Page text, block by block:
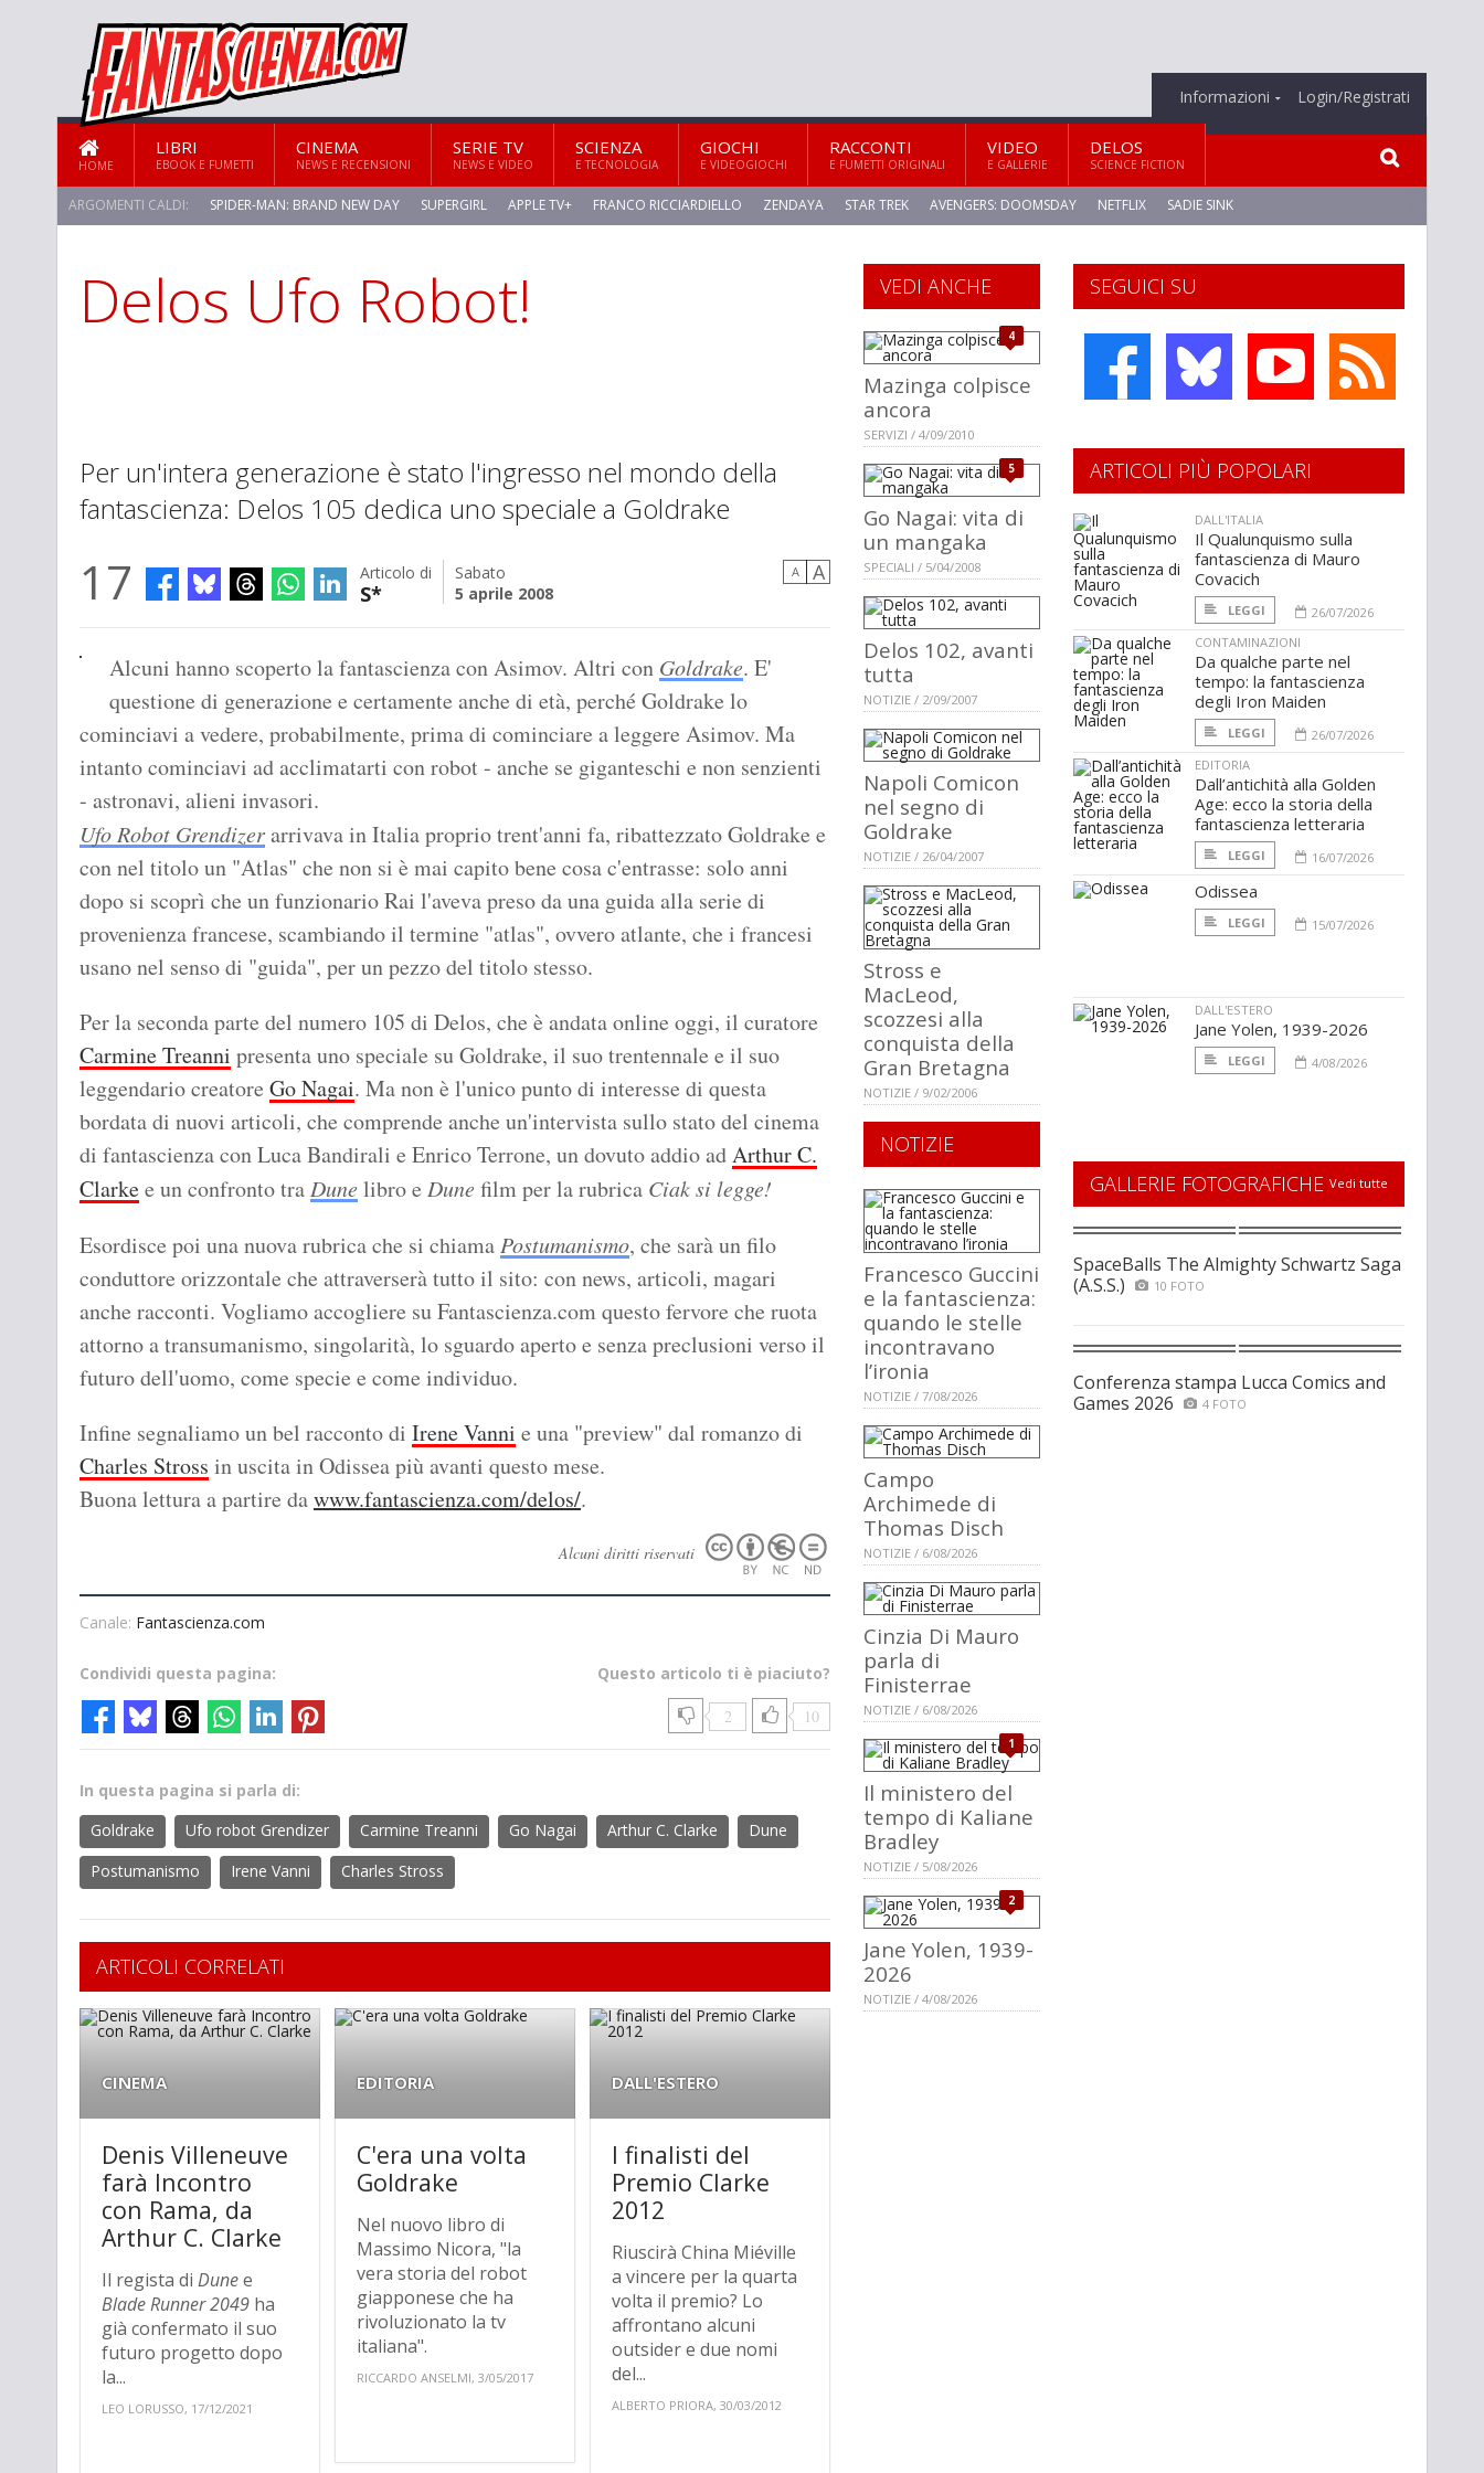
Informazioni Login/Registrati
HOME
LIBRI
EBOOK E FUMETTI
CINEMA
NEWS E RECENSIONI
SERIE TV
NEWS E VIDEO
SCIENZA
E TECNOLOGIA
GIOCHI
E VIDEOGIOCHI
RACCONTI
E FUMETTI ORIGINALI
VIDEO
E GALLERIE
DELOS
SCIENCE FICTION
ARGOMENTI CALDI: SPIDER-MAN: BRAND NEW DAY SUPERGIRL APPLE TV+ FRANCO RICCIARDIELLO ZENDAYA STAR TREK AVENGERS: DOOMSDAY NETFLIX SADIE SINK
STAR TREK: STRANGE NEW WORLDS
Delos Ufo Robot!
Per un'intera generazione è stato l'ingresso nel mondo della
fantascienza: Delos 105 dedica uno speciale a Goldrake
17 Articolo di
S*
Sabato
5 aprile 2008
A A
Alcuni hanno scoperto la fantascienza con Asimov. Altri con Goldrake. E'
questione di generazione e certamente anche di età, perché Goldrake lo
cominciavi a vedere, probabilmente, prima di cominciare a leggere Asimov. Ma
intanto cominciavi ad acclimatarti con robot - anche se giganteschi e non senzienti
- astronavi, alieni invasori.
Ufo Robot Grendizerarrivava in Italia proprio trent'anni fa, ribattezzato Goldrake e
con nel titolo un "Atlas" che non si è mai capito bene cosa c'entrasse: solo anni
dopo si scoprì che un funzionario Rai l'aveva preso da una guida alla serie di
provenienza francese, scambiando il termine "atlas", ovvero atlante, che i francesi
usano nel senso di "guida", per un pezzo del titolo stesso.
Per la seconda parte del numero 105 di Delos, che è andata online oggi, il curatore
Carmine Treanni presenta uno speciale su Goldrake, il suo trentennale e il suo
leggendario creatore Go Nagai. Ma non è l'unico punto di interesse di questa
bordata di nuovi articoli, che comprende anche un'intervista sullo stato del cinema
di fantascienza con Luca Bandirali e Enrico Terrone, un dovuto addio adArthur C.
Clarkee un confronto traDune libro e Dune film per la rubrica Ciak si legge!
Esordisce poi una nuova rubrica che si chiamaPostumanismo, che sarà un filo
conduttore orizzontale che attraverserà tutto il sito: con news, articoli, magari
anche racconti. Vogliamo accogliere su Fantascienza.com questo fervore che ruota
attorno a transumanismo, singolarità, lo sguardo aperto e senza preclusioni verso il
futuro dell'uomo, come specie e come individuo.
Infine segnaliamo un bel racconto di Irene Vanni e una "preview" dal romanzo di
Charles Stross in uscita in Odissea più avanti questo mese.
Buona lettura a partire dawww.fantascienza.com/delos/.
Alcuni diritti riservati
Canale: Fantascienza.com
Questo articolo ti è piaciuto?
2 10
Condividi questa pagina:
In questa pagina si parla di:
Goldrake
Ufo robot Grendizer Carmine Treanni Go Nagai Arthur C. Clarke
Dune
Postumanismo
Irene Vanni Charles Stross
ARTICOLI CORRELATI
CINEMA
Denis Villeneuve
farà Incontro
con Rama, da
Arthur C. Clarke
Il regista di Dunee
Blade Runner 2049 ha
già confermato il suo
futuro progetto dopo
la...
LEO LORUSSO, 17/12/2021
EDITORIA
C'era una volta
Goldrake
Nel nuovo libro di
Massimo Nicora, "la
vera storia del robot
giapponese che ha
rivoluzionato la tv
italiana".
RICCARDO ANSELMI, 3/05/2017
DALL'ESTERO
I finalisti del
Premio Clarke
2012
Riuscirà China Miéville
a vincere per la quarta
volta il premio? Lo
affrontano alcuni
outsider e due nomi
del...
ALBERTO PRIORA, 30/03/2012
SEGUICI SU
VEDI ANCHE
4
Mazinga colpisce
ancora
SERVIZI / 4/09/2010
5
Go Nagai: vita di
un mangaka
SPECIALI / 5/04/2008
Delos 102, avanti
tutta
NOTIZIE / 2/09/2007
Napoli Comicon
nel segno di
Goldrake
NOTIZIE / 26/04/2007
Stross e
MacLeod,
scozzesi alla
conquista della
Gran Bretagna
NOTIZIE / 9/02/2006
NOTIZIE
Francesco Guccini
e la fantascienza:
quando le stelle
incontravano
l’ironia
NOTIZIE / 7/08/2026
Campo
Archimede di
Thomas Disch
NOTIZIE / 6/08/2026
Cinzia Di Mauro
parla di
Finisterrae
NOTIZIE / 6/08/2026
1
Il ministero del
tempo di Kaliane
Bradley
NOTIZIE / 5/08/2026
2
Jane Yolen, 1939-
2026
NOTIZIE / 4/08/2026
ARTICOLI PIÙ POPOLARI
DALL'ITALIA
Il Qualunquismo sulla
fantascienza di Mauro
Covacich
LEGGI
26/07/2026
CONTAMINAZIONI
Da qualche parte nel
tempo: la fantascienza
degli Iron Maiden
LEGGI
26/07/2026
EDITORIA
Dall’antichità alla Golden
Age: ecco la storia della
fantascienza letteraria
LEGGI 16/07/2026
Odissea
LEGGI 15/07/2026
DALL'ESTERO
Jane Yolen, 1939-2026
LEGGI 4/08/2026
GALLERIE FOTOGRAFICHE Vedi tutte
SpaceBalls The Almighty Schwartz Saga
(A.S.S.)
10 FOTO
Conferenza stampa Lucca Comics and
Games 2026
4 FOTO